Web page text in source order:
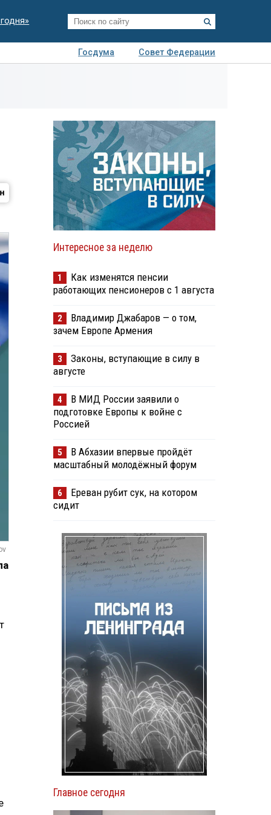
Госдума
Совет Федерации
Интересное за неделю
1
Как изменятся пенсии
работающих пенсионеров с 1 августа
2
Владимир Джабаров — о том,
зачем Европе Армения
3
Законы, вступающие в силу в
августе
4
В МИД России заявили о
подготовке Европы к войне с
Россией
5
В Абхазии впервые пройдёт
масштабный молодёжный форум
6
Ереван рубит сук, на котором
сидит
Главное сегодня